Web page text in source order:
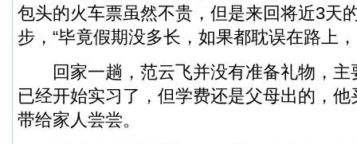
包头的火车票虽然不贵，但是来回将近3天
步，“毕竟假期没多长，如果都耽误在路上
回家一趟，范云飞并没有准备礼物，主
已经开始实习了，但学费还是父母出的，
带给家人尝尝。